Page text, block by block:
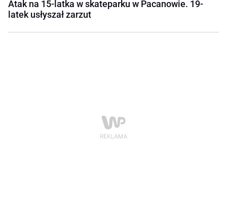
Atak na 15-latka w skateparku w Pacanowie. 19-
latek usłyszał zarzut